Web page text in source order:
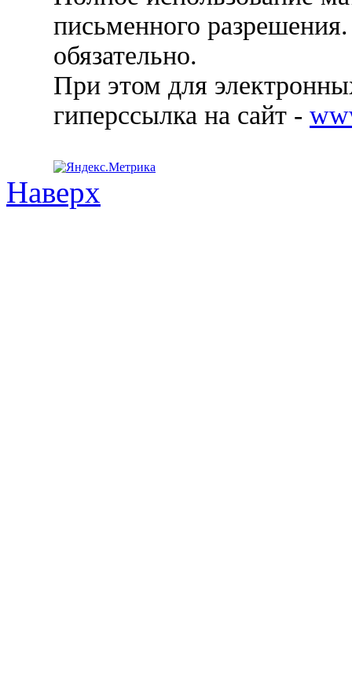
письменного
обязательно.
При этом для
гиперссылка на сайт -
Наверх